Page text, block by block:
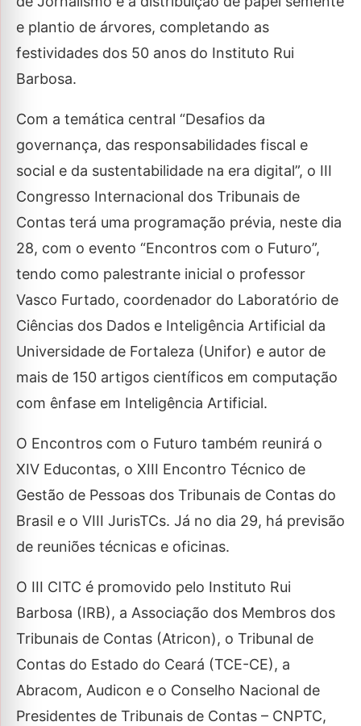
e plantio de árvores, completando as
festividades dos 50 anos do Instituto Rui
Barbosa.
Com a temática central “Desafios da
governança, das responsabilidades fiscal e
social e da sustentabilidade na era digital”, o III
Congresso Internacional dos Tribunais de
Contas terá uma programação prévia, neste dia
28, com o evento “Encontros com o Futuro”,
tendo como palestrante inicial o professor
Vasco Furtado, coordenador do Laboratório de
Ciências dos Dados e Inteligência Artificial da
Universidade de Fortaleza (Unifor) e autor de
mais de 150 artigos científicos em computação
com ênfase em Inteligência Artificial.
O Encontros com o Futuro também reunirá o
XIV Educontas, o XIII Encontro Técnico de
Gestão de Pessoas dos Tribunais de Contas do
Brasil e o VIII JurisTCs. Já no dia 29, há previsão
de reuniões técnicas e oficinas.
O III CITC é promovido pelo Instituto Rui
Barbosa (IRB), a Associação dos Membros dos
Tribunais de Contas (Atricon), o Tribunal de
Contas do Estado do Ceará (TCE-CE), a
Abracom, Audicon e o Conselho Nacional de
Presidentes de Tribunais de Contas – CNPTC,